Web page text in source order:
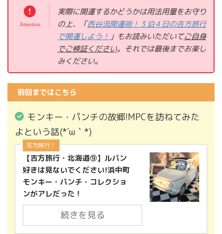
実際に開運するかどうかは用法用量をお守り
の上、「西谷流開運術！３泊４日の吉方旅行
で開運しよう！ 」もお読みいただいてご自身
でご検証ください。それでは最後までお楽し
みください。
前回まではこちら
モンキー・パンチの故郷!MPCを訪ねてみた
よという話(*´ω｀*)
吉方旅行！
【吉方旅行・北海道⑨】ルパン
好きは見ないでください!浜中町
モンキー・パンチ・コレクショ
ンがアレだった！
続きを見る